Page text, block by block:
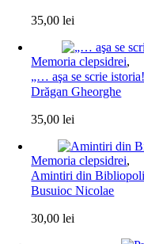
35,00lei
Memoria clepsidrei,
„… aşa se scrie
Drăgan Gheorghe
35,00lei
Memoria clepsidrei,
Amintiri din
Busuioc Nicolae
30,00lei